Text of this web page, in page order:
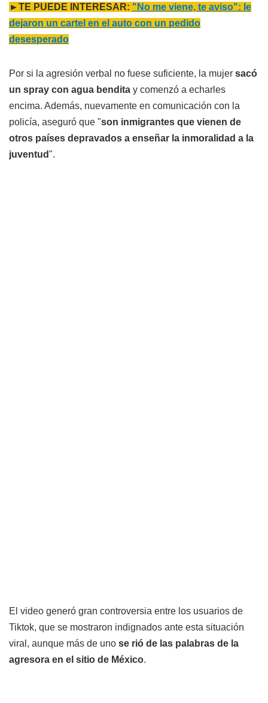
►TE PUEDE INTERESAR: "No me viene, te aviso": le
dejaron un cartel en el auto con un pedido
desesperado
Por si la agresión verbal no fuese suficiente, la mujer sacó
un spray con agua bendita y comenzó a echarles
encima. Además, nuevamente en comunicación con la
policía, aseguró que "son inmigrantes que vienen de
otros países depravados a enseñar la inmoralidad a la
juventud".
El video generó gran controversia entre los usuarios de
Tiktok, que se mostraron indignados ante esta situación
viral, aunque más de uno se rió de las palabras de la
agresora en el sitio de México.